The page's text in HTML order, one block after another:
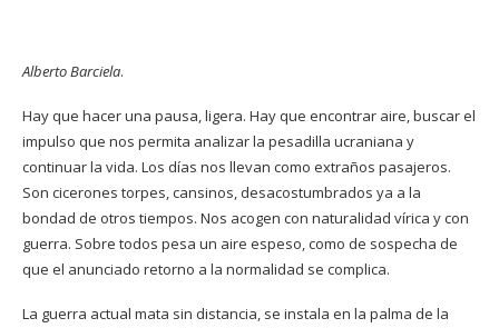
Alberto Barciela.
Hay que hacer una pausa, ligera. Hay que encontrar aire, buscar el
impulso que nos permita analizar la pesadilla ucraniana y
continuar la vida. Los días nos llevan como extraños pasajeros.
Son cicerones torpes, cansinos, desacostumbrados ya a la
bondad de otros tiempos. Nos acogen con naturalidad vírica y con
guerra. Sobre todos pesa un aire espeso, como de sospecha de
que el anunciado retorno a la normalidad se complica.
La guerra actual mata sin distancia, se instala en la palma de la